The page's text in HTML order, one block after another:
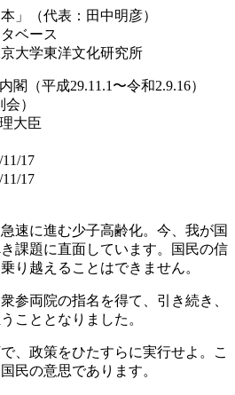
」（代表：田中明彦）
ベース
大学東洋文化研究所
閣（平成29.11.1〜令和2.9.16）
）
大臣
17
17
速に進む少子高齢化。今、我が国
課題に直面しています。国民の信
り越えることはできません。
参両院の指名を得て、引き続き、
こととなりました。
、政策をひたすらに実行せよ。こ
民の意思であります。